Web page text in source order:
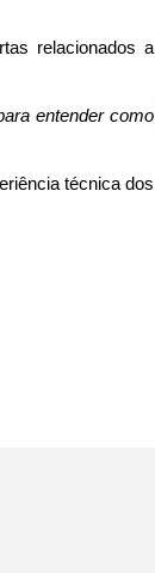
relacionados a
entender como
técnica dos